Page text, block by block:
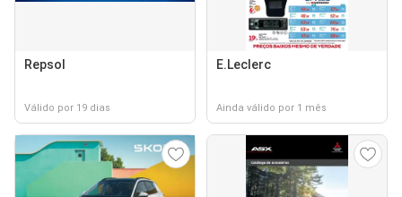
Repsol
Válido por 19 dias
E.Leclerc
Ainda válido por 1 mês